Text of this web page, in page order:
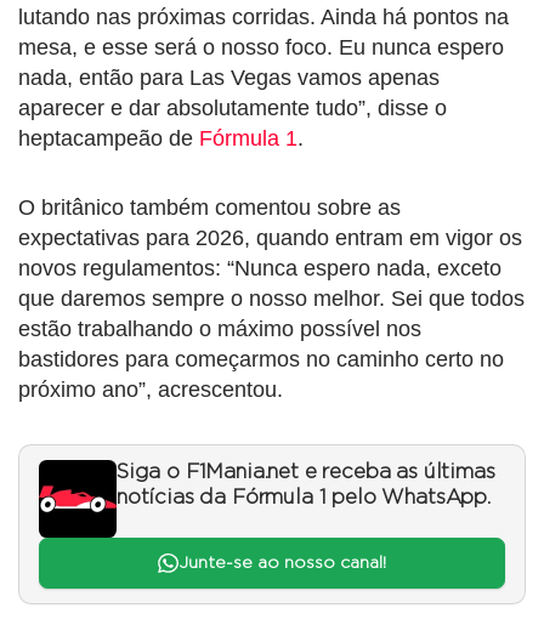
lutando nas próximas corridas. Ainda há pontos na
mesa, e esse será o nosso foco. Eu nunca espero
nada, então para Las Vegas vamos apenas
aparecer e dar absolutamente tudo”, disse o
heptacampeão de Fórmula 1.
O britânico também comentou sobre as
expectativas para 2026, quando entram em vigor os
novos regulamentos: “Nunca espero nada, exceto
que daremos sempre o nosso melhor. Sei que todos
estão trabalhando o máximo possível nos
bastidores para começarmos no caminho certo no
próximo ano”, acrescentou.
Siga o F1Mania.net e receba as últimas
notícias da Fórmula 1 pelo WhatsApp.
Junte-se ao nosso canal!